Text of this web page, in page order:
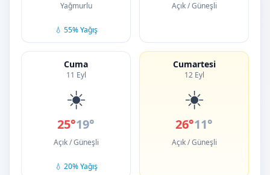
Yağmurlu
💧 55% Yağış
Açık / Güneşli
Cuma
11 Eyl
☀️
25°19°
Açık / Güneşli
💧 20% Yağış
Cumartesi
12 Eyl
☀️
26°11°
Açık / Güneşli